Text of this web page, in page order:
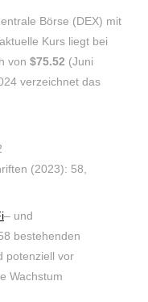
Börse (DEX) mit
Kurs liegt bei
von $75.52 (Juni
verzeichnet das
(2023): 58,
– und
bestehenden
potenziell vor
Wachstum